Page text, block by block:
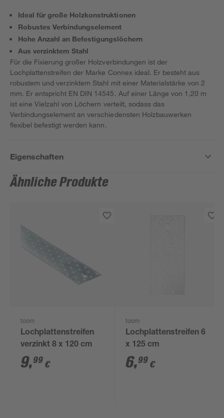
Ideal für große Holzkonstruktionen
Robustes Verbindungselement
Hohe Anzahl an Befestigungslöchern
Aus verzinktem Stahl
Für die Fixierung großer Holzverbindungen ist der
Lochplattenstreifen der Marke Connex ideal. Er besteht aus
robustem und verzinktem Stahl mit einer Materialstärke von 2
mm. Er entspricht EN DIN 14545. Auf einer Länge von 1,20 m
ist eine Vielzahl von Löchern verteilt, sodass das
Verbindungselement an verschiedensten Holzbauwerken
flexibel befestigt werden kann.
Eigenschaften
Ähnliche Produkte
toom
Lochplattenstreifen
verzinkt 8 x 120 cm
9,99 €
toom
Lochplattenstreifen 6
x 125 cm
6,99 €